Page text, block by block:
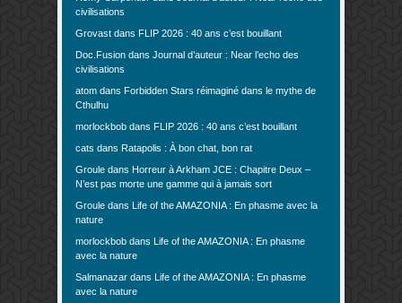
civilisations
Grovast dans FLIP 2026 : 40 ans c’est bouillant
Doc.Fusion dans Journal d’auteur : Near l’echo des
civilisations
atom dans Forbidden Stars réimaginé dans le mythe de
Cthulhu
morlockbob dans FLIP 2026 : 40 ans c’est bouillant
cats dans Ratapolis : À bon chat, bon rat
Groule dans Horreur à Arkham JCE : Chapitre Deux –
N’est pas morte une gamme qui à jamais sort
Groule dans Life of the AMAZONIA : En phasme avec la
nature
morlockbob dans Life of the AMAZONIA : En phasme
avec la nature
Salmanazar dans Life of the AMAZONIA : En phasme
avec la nature